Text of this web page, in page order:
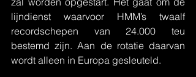
lijndienst waarvoor HMM’s twaalf
recordschepen van 24.000 teu
bestemd zijn. Aan de rotatie daarvan
wordt alleen in Europa gesleuteld.